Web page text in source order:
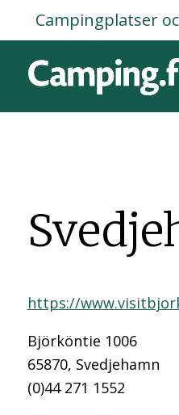
Campingplatser
https://
Björköntie 1006
65870, Svedjehamn
(0)44 271 1552